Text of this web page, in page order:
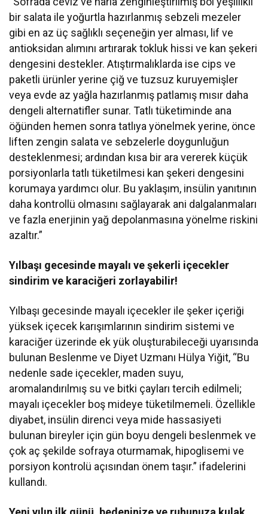
bir salata ile yoğurtla hazırlanmış sebzeli mezeler
gibi en az üç sağlıklı seçeneğin yer alması, lif ve
antioksidan alımını artırarak tokluk hissi ve kan şekeri
dengesini destekler. Atıştırmalıklarda ise cips ve
paketli ürünler yerine çiğ ve tuzsuz kuruyemişler
veya evde az yağla hazırlanmış patlamış mısır daha
dengeli alternatifler sunar. Tatlı tüketiminde ana
öğünden hemen sonra tatlıya yönelmek yerine, önce
liften zengin salata ve sebzelerle doygunluğun
desteklenmesi; ardından kısa bir ara vererek küçük
porsiyonlarla tatlı tüketilmesi kan şekeri dengesini
korumaya yardımcı olur. Bu yaklaşım, insülin yanıtının
daha kontrollü olmasını sağlayarak ani dalgalanmaları
ve fazla enerjinin yağ depolanmasına yönelme riskini
azaltır.”
Yılbaşı gecesinde mayalı ve şekerli içecekler
sindirim ve karaciğeri zorlayabilir!
Yılbaşı gecesinde mayalı içecekler ile şeker içeriği
yüksek içecek karışımlarının sindirim sistemi ve
karaciğer üzerinde ek yük oluşturabileceği uyarısında
bulunan Beslenme ve Diyet Uzmanı Hülya Yiğit, “Bu
nedenle sade içecekler, maden suyu,
aromalandırılmış su ve bitki çayları tercih edilmeli;
mayalı içecekler boş mideye tüketilmemeli. Özellikle
diyabet, insülin direnci veya mide hassasiyeti
bulunan bireyler için gün boyu dengeli beslenmek ve
çok aç şekilde sofraya oturmamak, hipoglisemi ve
porsiyon kontrolü açısından önem taşır.” ifadelerini
kullandı.